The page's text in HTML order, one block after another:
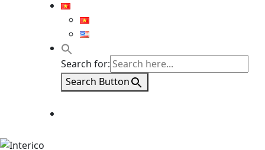
Search for:
Search Button